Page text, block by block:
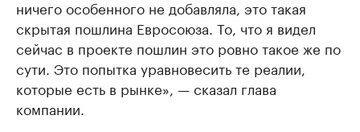
ничего особенного не добавляла, это такая
скрытая пошлина Евросоюза. То, что я видел
сейчас в проекте пошлин это ровно такое же по
сути. Это попытка уравновесить те реалии,
которые есть в рынке», — сказал глава
компании.